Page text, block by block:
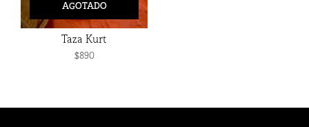
AGOTADO
Taza Kurt
$890